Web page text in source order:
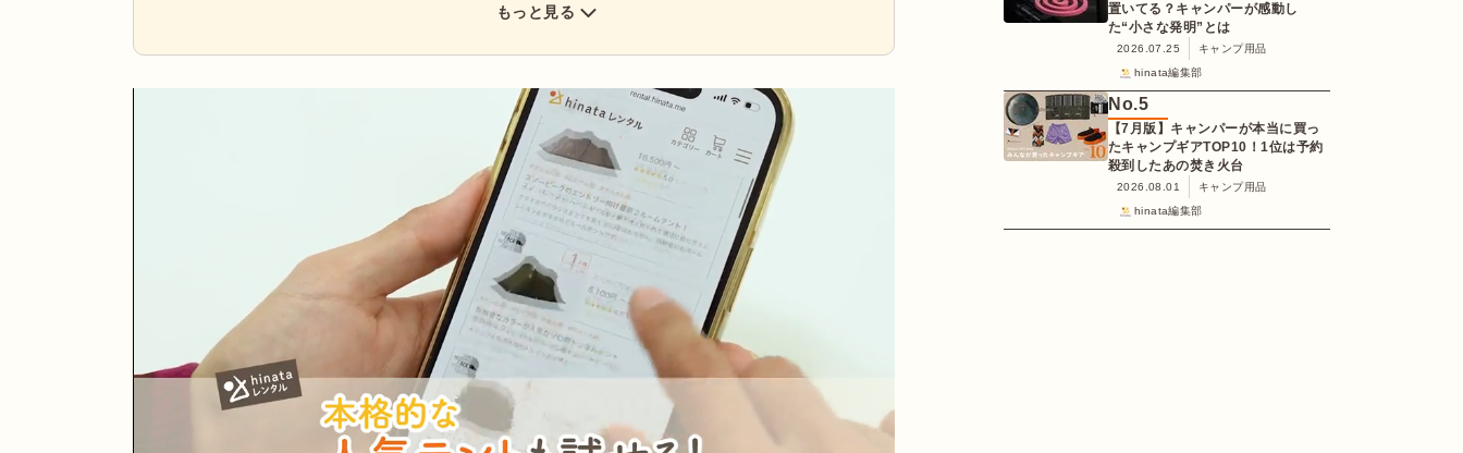
もっと見る
置いてる？キャンパーが感動し
た“小さな発明”とは
2026.07.25
キャンプ用品
hinata編集部
No.5
【7月版】キャンパーが本当に買っ
たキャンプギアTOP10！1位は予約
殺到したあの焚き火台
2026.08.01
キャンプ用品
hinata編集部